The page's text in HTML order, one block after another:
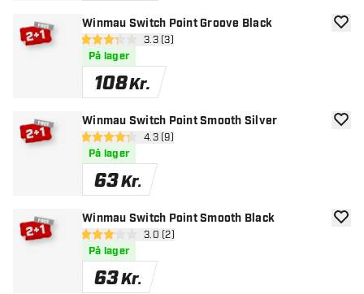
Winmau Switch Point Groove Black
åbn anmeldelsespanel
3.3 bedømmelsesstjerner
3.3 (3)
På lager
108Kr.
Winmau Switch Point Smooth Silver
åbn anmeldelsespanel
4.3 bedømmelsesstjerner
4.3 (9)
På lager
63Kr.
Winmau Switch Point Smooth Black
åbn anmeldelsespanel
3 bedømmelsesstjerner
3.0 (2)
På lager
63Kr.